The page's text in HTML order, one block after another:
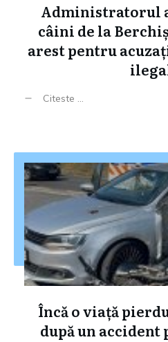
Administratorul
câini de la
arest pentru
Citeste ...
Încă o viață
după un